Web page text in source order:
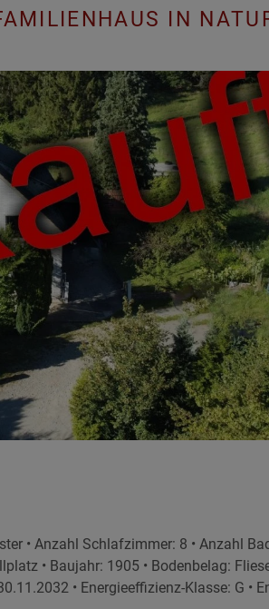
IN
• Anzahl Schlafzimmer: 8 • Anzahl
• Baujahr: 1905 • Bodenbelag:
• Energieeffizienz-Klasse: G •